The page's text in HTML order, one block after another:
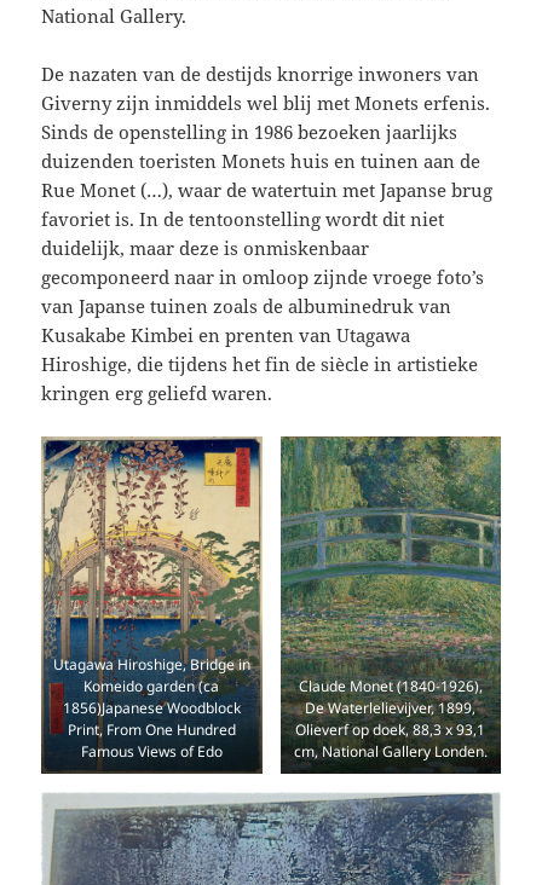
National Gallery.
De nazaten van de destijds knorrige inwoners van
Giverny zijn inmiddels wel blij met Monets erfenis.
Sinds de openstelling in 1986 bezoeken jaarlijks
duizenden toeristen Monets huis en tuinen aan de
Rue Monet (…), waar de watertuin met Japanse brug
favoriet is. In de tentoonstelling wordt dit niet
duidelijk, maar deze is onmiskenbaar
gecomponeerd naar in omloop zijnde vroege foto’s
van Japanse tuinen zoals de albuminedruk van
Kusakabe Kimbei en prenten van Utagawa
Hiroshige, die tijdens het fin de siècle in artistieke
kringen erg geliefd waren.
Utagawa Hiroshige, Bridge in
Komeido garden (ca
1856)Japanese Woodblock
Print, From One Hundred
Famous Views of Edo
Claude Monet (1840-1926),
De Waterlelievijver, 1899,
Olieverf op doek, 88,3 x 93,1
cm, National Gallery Londen.